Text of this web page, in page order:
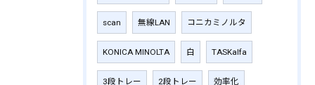
scan 無線LAN コニカミノルタ
KONICA MINOLTA 白 TASKalfa
3段トレー 2段トレー 効率化